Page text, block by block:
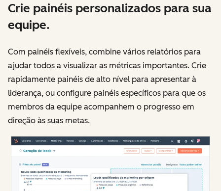
Crie painéis personalizados para sua
equipe.
Com painéis flexíveis, combine vários relatórios para
ajudar todos a visualizar as métricas importantes. Crie
rapidamente painéis de alto nível para apresentar à
liderança, ou configure painéis específicos para que os
membros da equipe acompanhem o progresso em
direção às suas metas.